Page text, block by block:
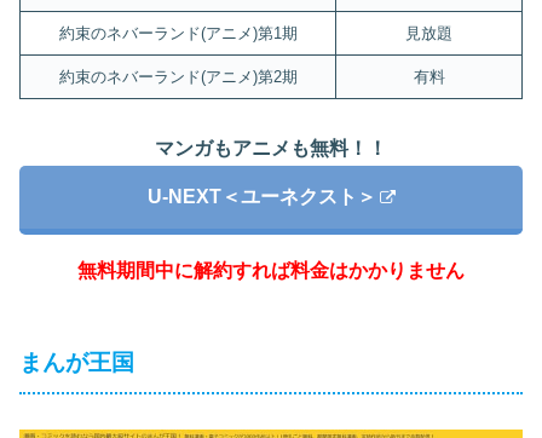
約束のネバーランド(アニメ)第1期 見放題
約束のネバーランド(アニメ)第2期 有料
マンガもアニメも無料！！
U-NEXT＜ユーネクスト＞
無料期間中に解約すれば料金はかかりません
まんが王国